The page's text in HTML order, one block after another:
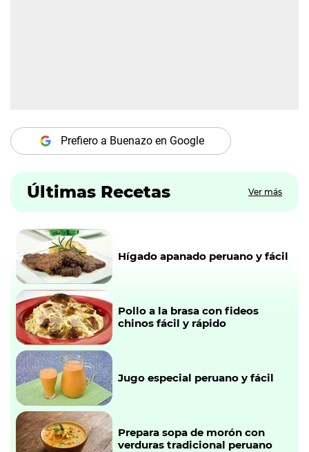
Prefiero a Buenazo en Google
Últimas Recetas Ver más
Hígado apanado peruano y fácil
Pollo a la brasa con fideos
chinos fácil y rápido
Jugo especial peruano y fácil
Prepara sopa de morón con
verduras tradicional peruano